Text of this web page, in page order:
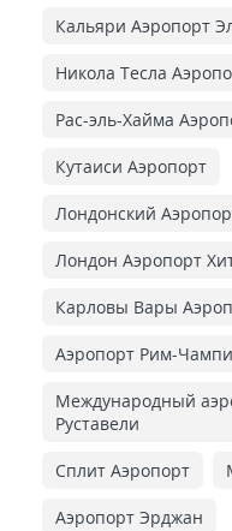
Кальяри Аэропорт
Никола Тесла
Рас-эль-Хайма
Кутаиси Аэропорт
Лондонский
Лондон Аэропорт
Карловы Вары
Аэропорт Рим-
Международный
Руставели
Сплит Аэропорт
Аэропорт Эрджан